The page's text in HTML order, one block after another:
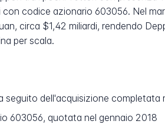
codice azionario 603056. Nel
circa $1,42 miliardi, rendendo
per scala.
seguito dell'acquisizione completata
603056, quotata nel gennaio 2018